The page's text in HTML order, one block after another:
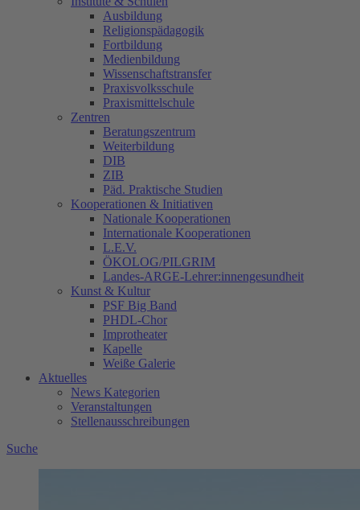
Ausbildung
Religionspädagogik
Fortbildung
Medienbildung
Wissenschaftstransfer
Praxisvolksschule
Praxismittelschule
Zentren
Beratungszentrum
Weiterbildung
DIB
ZIB
Päd. Praktische Studien
Kooperationen & Initiativen
Nationale Kooperationen
Internationale Kooperationen
L.E.V.
ÖKOLOG/PILGRIM
Landes-ARGE-Lehrer:innengesundheit
Kunst & Kultur
PSF Big Band
PHDL-Chor
Improtheater
Kapelle
Weiße Galerie
Aktuelles
News Kategorien
Veranstaltungen
Stellenausschreibungen
Suche